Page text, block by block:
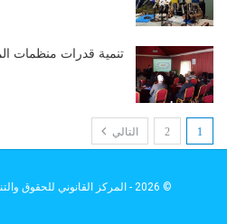
تنمية قدرات منظمات
1
2 التالي
© 2026 - المركز القانوني للحقوق والتنمية. All Rights Reserved.